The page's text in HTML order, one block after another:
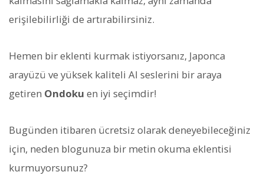
erişilebilirliği de artırabilirsiniz.
Hemen bir eklenti kurmak istiyorsanız, Japonca
arayüzü ve yüksek kaliteli AI seslerini bir araya
getiren Ondoku en iyi seçimdir!
Bugünden itibaren ücretsiz olarak deneyebileceğiniz
için, neden blogunuza bir metin okuma eklentisi
kurmuyorsunuz?